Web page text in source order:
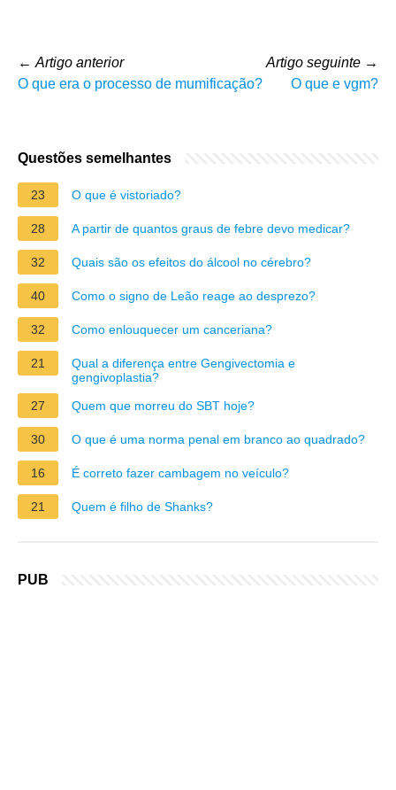
← Artigo anterior
O que era o processo de mumificação?
Artigo seguinte →
O que e vgm?
Questões semelhantes
23 O que é vistoriado?
28 A partir de quantos graus de febre devo medicar?
32 Quais são os efeitos do álcool no cérebro?
40 Como o signo de Leão reage ao desprezo?
32 Como enlouquecer um canceriana?
21
Qual a diferença entre Gengivectomia e
gengivoplastia?
27
Quem que morreu do SBT hoje?
30 O que é uma norma penal em branco ao quadrado?
16 É correto fazer cambagem no veículo?
21 Quem é filho de Shanks?
PUB